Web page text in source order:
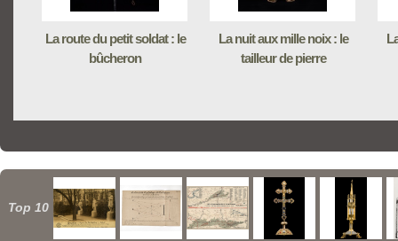
La route du petit soldat : le
bûcheron
La nuit aux mille noix : le
tailleur de pierre
Top 10